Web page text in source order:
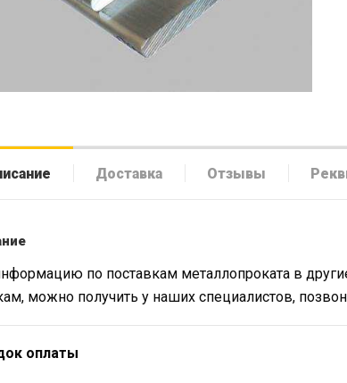
Доставка Отзывы
по поставкам металлопроката в
можно получить у наших специалистов,
оплаты